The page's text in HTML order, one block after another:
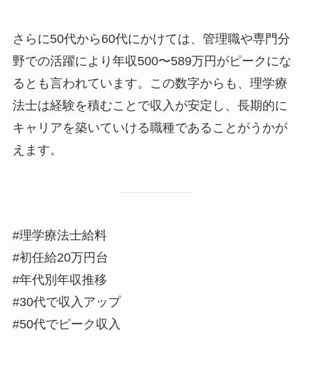
さらに50代から60代にかけては、管理職や専門分
野での活躍により年収500〜589万円がピークにな
るとも言われています。この数字からも、理学療
法士は経験を積むことで収入が安定し、長期的に
キャリアを築いていける職種であることがうかが
えます。
#理学療法士給料
#初任給20万円台
#年代別年収推移
#30代で収入アップ
#50代でピーク収入